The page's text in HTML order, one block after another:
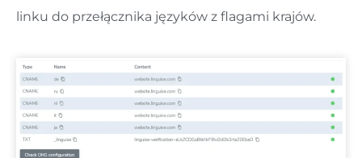
linku do przełącznika języków z flagami krajów.